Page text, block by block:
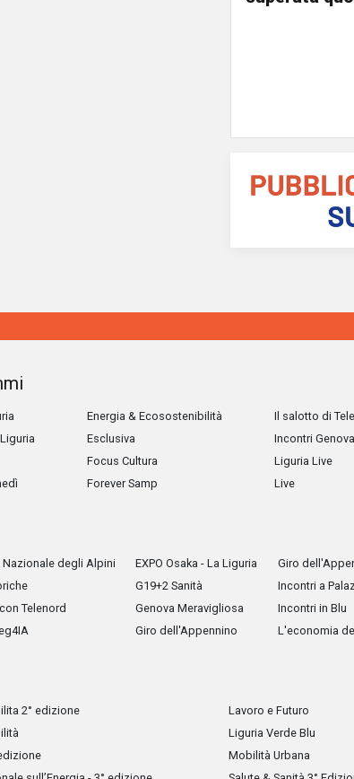
Energia & Ecosostenibilità
Esclusiva
Focus Cultura
Forever Samp
Il salotto di
Incontri
Liguria Live
Live
Nazionale degli Alpini
Telenord
EXPO Osaka - La Liguria
G19+2 Sanità
Genova Meravigliosa
Giro dell'Appennino
Giro
Incontri a
Incontri in Blu
L'economia
2° edizione
Lavoro e Futuro
Liguria Verde Blu
Mobilità Urbana